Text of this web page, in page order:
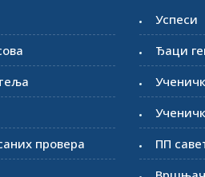
провера
Успеси
Ђаци
ПП